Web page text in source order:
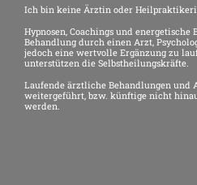
Ich bin keine Ärztin oder
Hypnosen, Coachings und
Behandlung durch einen Arzt,
jedoch eine wertvolle Ergänzung zu
unterstützen die Selbstheilungskräfte.
Laufende ärztliche Behandlungen und
weitergeführt, bzw. künftige nicht
werden.